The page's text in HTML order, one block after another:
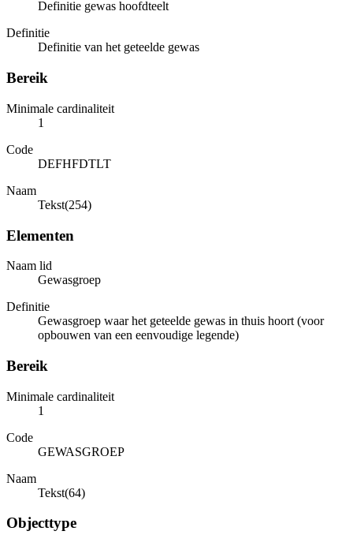
Definitie gewas hoofdteelt
Definitie
Definitie van het geteelde gewas
Bereik
Minimale cardinaliteit
1
Code
DEFHFDTLT
Naam
Tekst(254)
Elementen
Naam lid
Gewasgroep
Definitie
Gewasgroep waar het geteelde gewas in thuis hoort (voor
opbouwen van een eenvoudige legende)
Bereik
Minimale cardinaliteit
1
Code
GEWASGROEP
Naam
Tekst(64)
Objecttype